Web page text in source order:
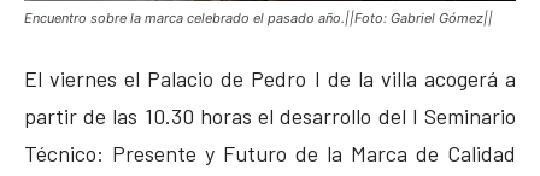
Encuentro sobre la marca celebrado el pasado año.||Foto: Gabriel Gómez||
El viernes el Palacio de Pedro I de la villa acogerá a
partir de las 10.30 horas el desarrollo del I Seminario
Técnico: Presente y Futuro de la Marca de Calidad